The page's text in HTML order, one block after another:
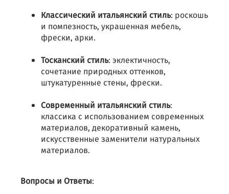
Классический итальянский стиль: роскошь
и помпезность, украшенная мебель,
фрески, арки.
Тосканский стиль: эклектичность,
сочетание природных оттенков,
штукатуренные стены, фрески.
Современный итальянский стиль:
классика с использованием современных
материалов, декоративный камень,
искусственные заменители натуральных
материалов.
Вопросы и Ответы: